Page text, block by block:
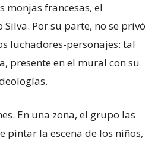
monjas francesas, el
Por su parte, no se privó
luchadores-personajes: tal
presente en el mural con su
En una zona, el grupo las
pintar la escena de los niños,